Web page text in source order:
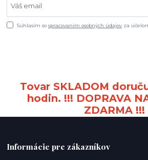
Súhlasím sospracovaním osobných údajov za
Tovar SKLADOM
hodin. !!! DOPRAVA
ZDARMA !!!
Informácie pre zákazníkov